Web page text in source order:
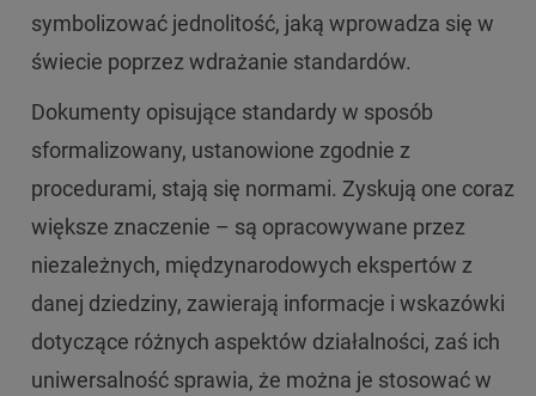
symbolizować jednolitość, jaką wprowadza się w
świecie poprzez wdrażanie standardów.
Dokumenty opisujące standardy w sposób
sformalizowany, ustanowione zgodnie z
procedurami, stają się normami. Zyskują one coraz
większe znaczenie – są opracowywane przez
niezależnych, międzynarodowych ekspertów z
danej dziedziny, zawierają informacje i wskazówki
dotyczące różnych aspektów działalności, zaś ich
uniwersalność sprawia, że można je stosować w